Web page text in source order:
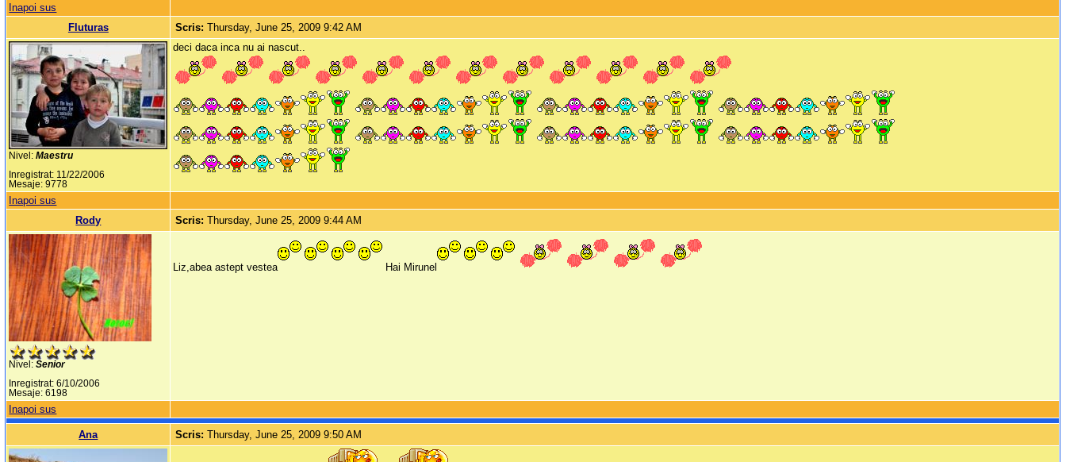
Inapoi sus
Fluturas
Scris:Thursday, June 25, 2009 9:42 AM
Nivel:Maestru
Inregistrat: 11/22/2006
Mesaje: 9778
deci daca inca nu ai nascut..
Inapoi sus
Rody
Scris:Thursday, June 25, 2009 9:44 AM
Nivel:Senior
Inregistrat: 6/10/2006
Mesaje: 6198
Liz,abea astept vestea Hai Mirunel
Inapoi sus
Ana Scris:Thursday, June 25, 2009 9:50 AM